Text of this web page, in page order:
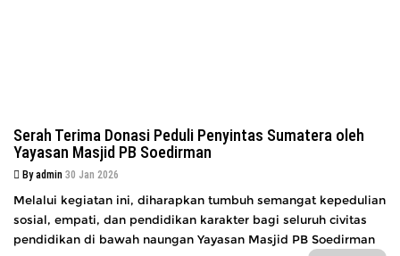
Serah Terima Donasi Peduli Penyintas Sumatera oleh
Yayasan Masjid PB Soedirman
By admin 30 Jan 2026
Melalui kegiatan ini, diharapkan tumbuh semangat kepedulian
sosial, empati, dan pendidikan karakter bagi seluruh civitas
pendidikan di bawah naungan Yayasan Masjid PB Soedirman